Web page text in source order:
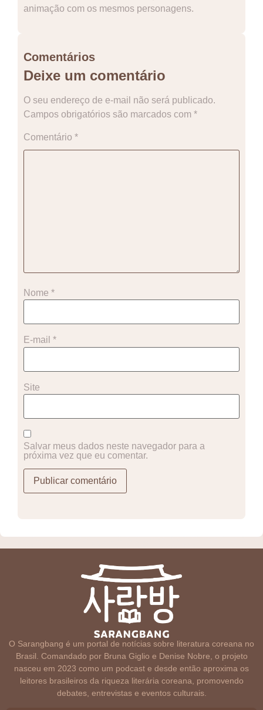
animação com os mesmos personagens.
Comentários
Deixe um comentário
O seu endereço de e-mail não será publicado.
Campos obrigatórios são marcados com *
Comentário *
Nome *
E-mail *
Site
Salvar meus dados neste navegador para a
próxima vez que eu comentar.
O Sarangbang é um portal de notícias sobre literatura coreana no
Brasil. Comandado por Bruna Giglio e Denise Nobre, o projeto
nasceu em 2023 como um podcast e desde então aproxima os
leitores brasileiros da riqueza literária coreana, promovendo
debates, entrevistas e eventos culturais.